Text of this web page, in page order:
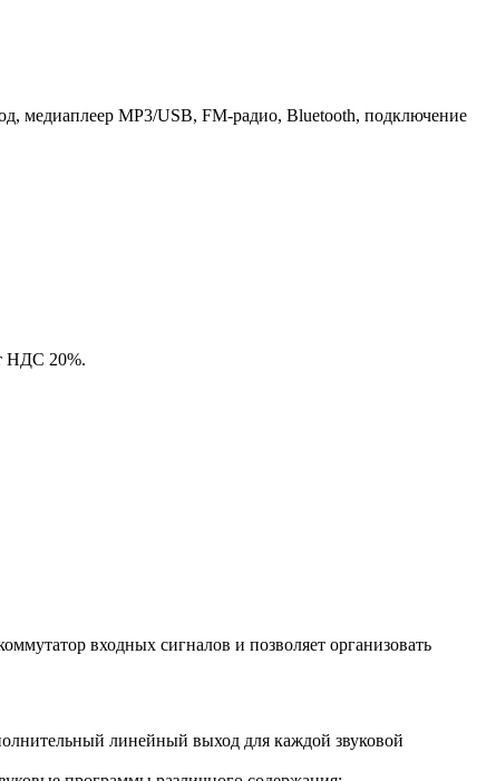
медиаплеер MP3/USB, FM-радио, Bluetooth, подключение
НДС 20%.
входных сигналов и позволяет организовать
линейный выход для каждой звуковой